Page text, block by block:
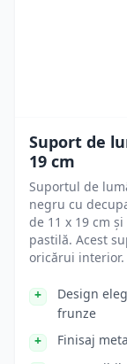
Suport de
19 cm
Suportul de
negru cu
de 11 x 19 cm
pastilă. Acest
oricărui interior.
Design
frunze
Finisaj